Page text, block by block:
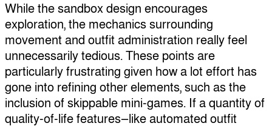
While the sandbox design encourages
exploration, the mechanics surrounding
movement and outfit administration really feel
unnecessarily tedious. These points are
particularly frustrating given how a lot effort has
gone into refining other elements, such as the
inclusion of skippable mini-games. If a quantity of
quality-of-life features—like automated outfit